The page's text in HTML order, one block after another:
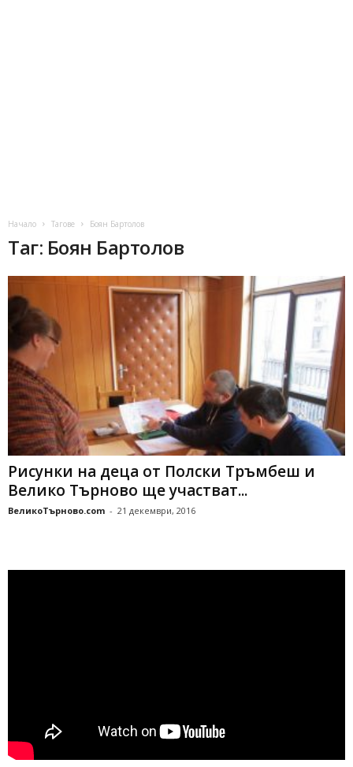
Начало Тагове Боян Бартолов
Таг: Боян Бартолов
Рисунки на деца от Полски Тръмбеш и
Велико Търново ще участват...
ВеликоТърново.com - 21 декември, 2016